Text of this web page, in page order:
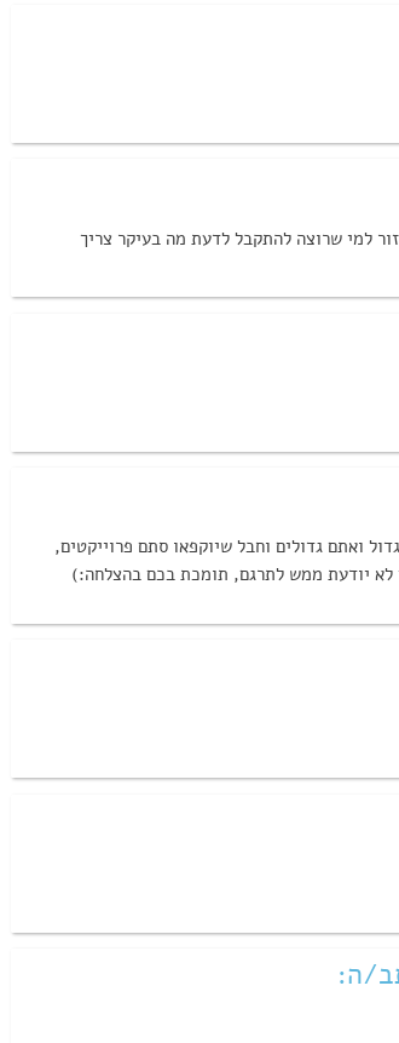
למי שרוצה להתקבל לדעת מה בעיקר צריך
ואתם גדולים וחבל שיוקפאו סתם פרוייקטים,
לא יודעת ממש לתרגם, תומכת בכם בהצלחה:)
ה: